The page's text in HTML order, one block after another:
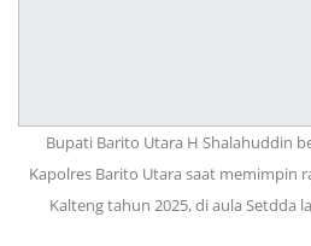
Bupati Barito Utara H Shalahuddin
Kapolres Barito Utara saat memimpin
Kalteng tahun 2025, di aula Setdda